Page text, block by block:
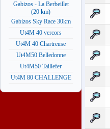
Gabizos - La Berbeillet
(20 km)
Gabizos Sky Race 30km
Ut4M 40 vercors
Ut4M 40 Chartreuse
Ut4M50 Belledonne
Ut4M50 Taillefer
Ut4M 80 CHALLENGE